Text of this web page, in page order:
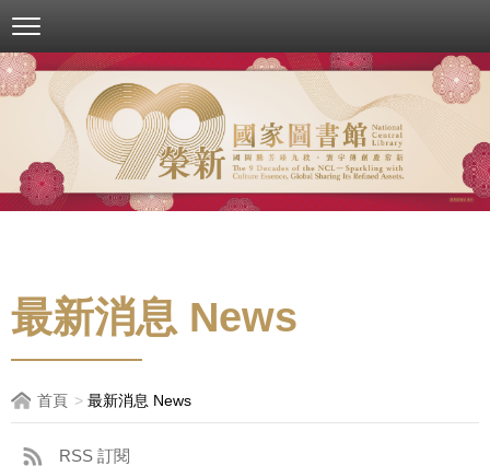
到
主
要
塊
最新消息 News
首頁 最新消息 News
RSS 訂閱